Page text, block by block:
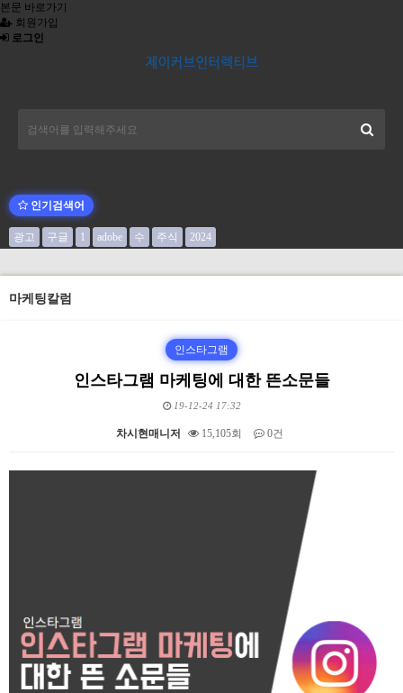
본문 바로가기
회원가입
로그인
인기검색어
광고 구글 1 adobe 수 주식 2024
마케팅칼럼
인스타그램
인스타그램 마케팅에 대한 뜬소문들
19-12-24 17:32
차시현매니저 15,105회 0건